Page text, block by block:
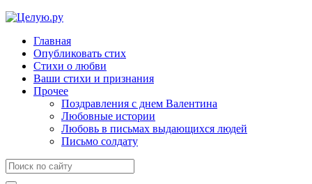
Главная
Опубликовать стих
Стихи о любви
Ваши стихи и признания
Прочее
Поздравления с днем Валентина
Любовные истории
Любовь в письмах выдающихся людей
Письмо солдату